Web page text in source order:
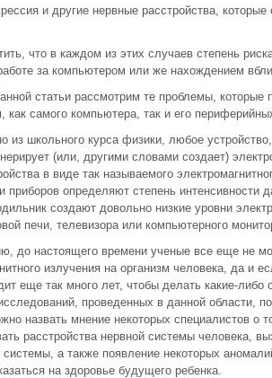
и другие нервные расстройства,
что в каждом из этих случаев степень
за компьютером или же нахождением
статьи рассмотрим те проблемы, которые
как самого компьютера, так и его
из школьного курса физики, любое
(или, другими словами создает)
в виде так называемого
приборов определяют степень интенсивности
создают довольно низкие уровни
печи, телевизора или компьютерного
до настоящего времени ученые все еще не
излучения на организм человека, да и
еще так много лет, чтобы делать какие-
проведенных в данной области,
назвать мнение некоторых специалистов о
расстройства нервной системы человека,
системы, а также появление некоторых
на здоровье будущего ребенка.